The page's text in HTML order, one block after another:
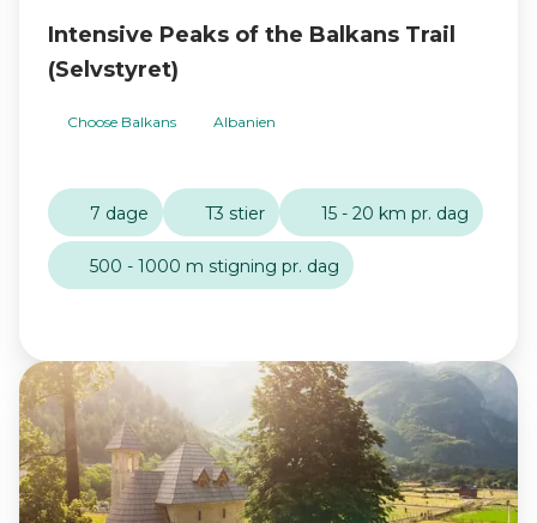
Intensive Peaks of the Balkans Trail
(Selvstyret)
Choose Balkans Albanien
7 dage T3 stier 15 - 20 km pr. dag
500 - 1000 m stigning pr. dag